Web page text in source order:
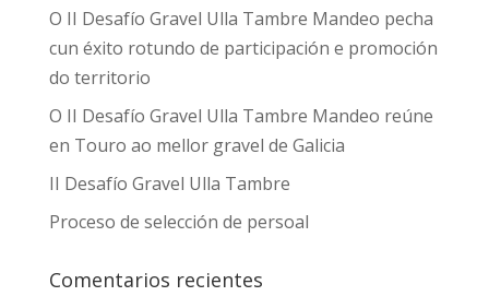
O II Desafío Gravel Ulla Tambre Mandeo pecha
cun éxito rotundo de participación e promoción
do territorio
O II Desafío Gravel Ulla Tambre Mandeo reúne
en Touro ao mellor gravel de Galicia
II Desafío Gravel Ulla Tambre
Proceso de selección de persoal
Comentarios recientes